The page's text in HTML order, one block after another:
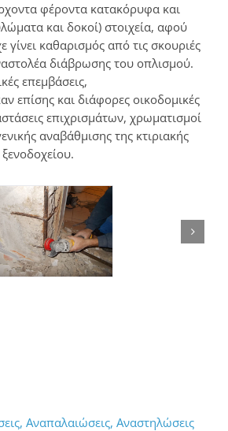
φέροντα κατακόρυφα και
και δοκοί) στοιχεία, αφού
γίνει καθαρισμός από τις σκουριές
διάβρωσης του οπλισμού.
επεμβάσεις,
επίσης και διάφορες οικοδομικές
επιχρισμάτων, χρωματισμοί
αναβάθμισης της κτιριακής
Αναπαλαιώσεις, Αναστηλώσεις